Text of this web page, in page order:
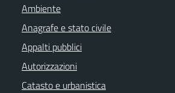
Ambiente
Anagrafe e stato civile
Appalti pubblici
Autorizzazioni
Catasto e urbanistica